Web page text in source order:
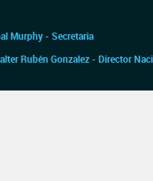
Murphy - Secretaria
Rubén Gonzalez - Director